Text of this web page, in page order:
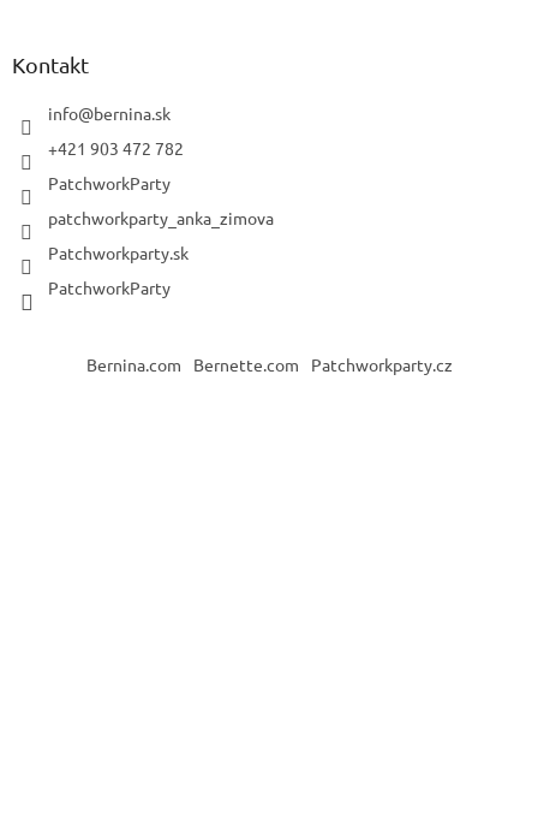
Kontakt
info@bernina.sk
+421 903 472 782
PatchworkParty
patchworkparty_anka_zimova
Patchworkparty.sk
PatchworkParty
Bernina.com Bernette.com Patchworkparty.cz